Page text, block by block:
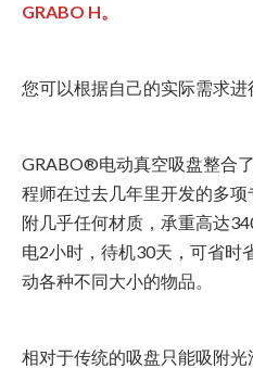
GRABO H。
您可以根据自己的实际需求进
GRABO®电动真空吸盘整合
程师在过去几年里开发的多
附几乎任何材质，承重高达
电2小时，待机30天，可省时
动各种不同大小的物品。
相对于传统的吸盘只能吸附光